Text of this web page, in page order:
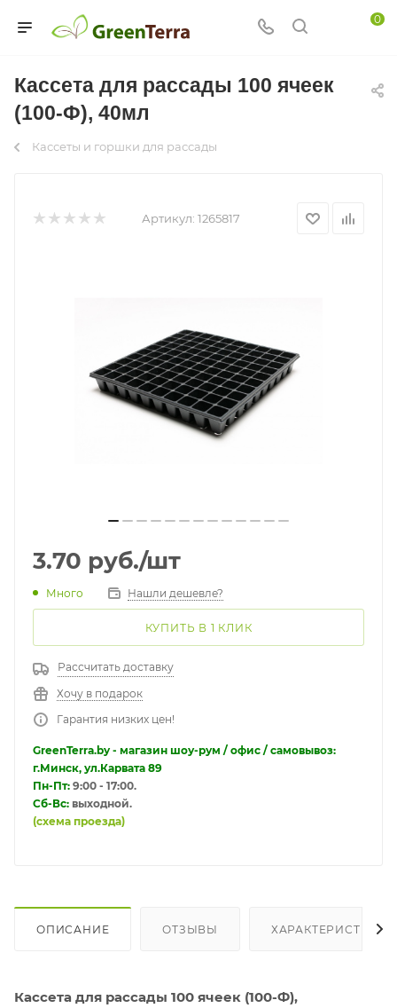
0
Кассета для рассады 100 ячеек
(100-Ф), 40мл
Кассеты и горшки для рассады
Артикул: 1265817
3.70 руб./шт
Много Нашли дешевле?
КУПИТЬ В 1 КЛИК
Рассчитать доставку
Хочу в подарок
Гарантия низких цен!
GreenTerra.by - магазин шоу-рум / офис / самовывоз:
г.Минск, ул.Карвата 89
Пн-Пт: 9:00 - 17:00.
Сб-Вс: выходной.
(схема проезда)
ОПИСАНИЕ ОТЗЫВЫ ХАРАКТЕРИСТИКИ
Кассета для рассады 100 ячеек (100-Ф),